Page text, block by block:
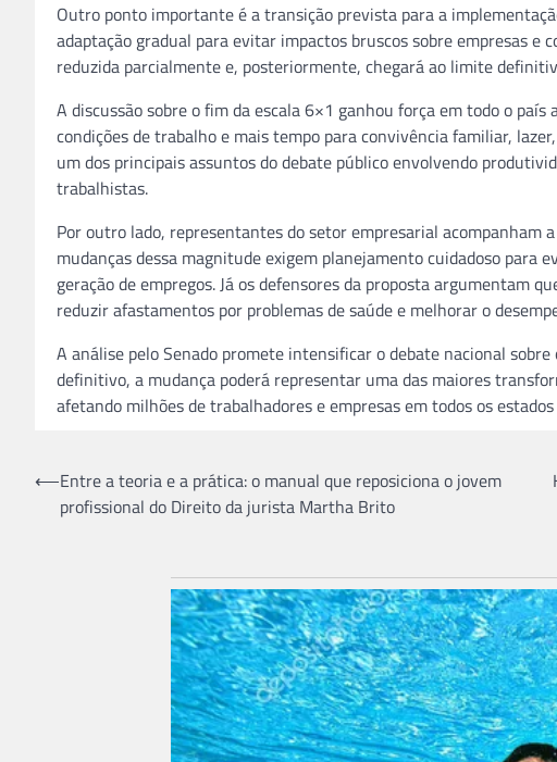
Outro ponto importante é a transição prevista para a
adaptação gradual para evitar impactos bruscos sobre empresas
reduzida parcialmente e, posteriormente, chegará ao limite
A discussão sobre o fim da escala 6×1 ganhou força em todo o
condições de trabalho e mais tempo para convivência familiar,
um dos principais assuntos do debate público envolvendo
trabalhistas.
Por outro lado, representantes do setor empresarial acompanham
mudanças dessa magnitude exigem planejamento cuidadoso para
geração de empregos. Já os defensores da proposta argumentam
reduzir afastamentos por problemas de saúde e melhorar o
A análise pelo Senado promete intensificar o debate nacional
definitivo, a mudança poderá representar uma das maiores
afetando milhões de trabalhadores e empresas em todos os
Navegação
⟵Entre a teoria e a prática: o manual que reposiciona o jovem
profissional do Direito da jurista Martha Brito